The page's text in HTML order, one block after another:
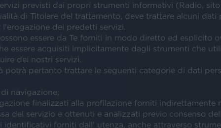
previsti dai propri strumenti informativi (Radio,
di Titolare del trattamento, deve trattare alcuni dati
l'erogazione dei predetti servizi.
essere da Te forniti in modo diretto ed esplicito
essere acquisiti implicitamente dagli strumenti che
dei nostri servizi.
potrà pertanto trattare le seguenti categorie di dati
navigazione;
finalizzati alla profilazione forniti indirettamente
del servizio e ottenuti e analizzati previo consenso
identificativi forniti dall' utenza, anche attraverso